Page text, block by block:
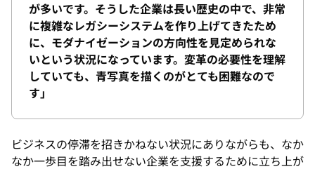
が多いです。そうした企業は長い歴史の中で、非常
に複雑なレガシーシステムを作り上げてきたため
に、モダナイゼーションの方向性を見定められな
いという状況になっています。変革の必要性を理解
していても、青写真を描くのがとても困難なので
す」
ビジネスの停滞を招きかねない状況にありながらも、なか
なか一歩目を踏み出せない企業を支援するために立ち上が